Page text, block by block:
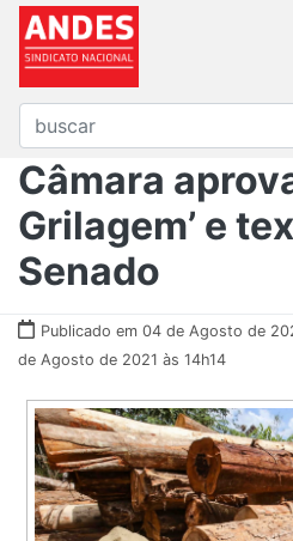
Câmara
Grilagem’ e
Senado
Publicado em 04 de Agosto de
de Agosto de 2021 às 14h14